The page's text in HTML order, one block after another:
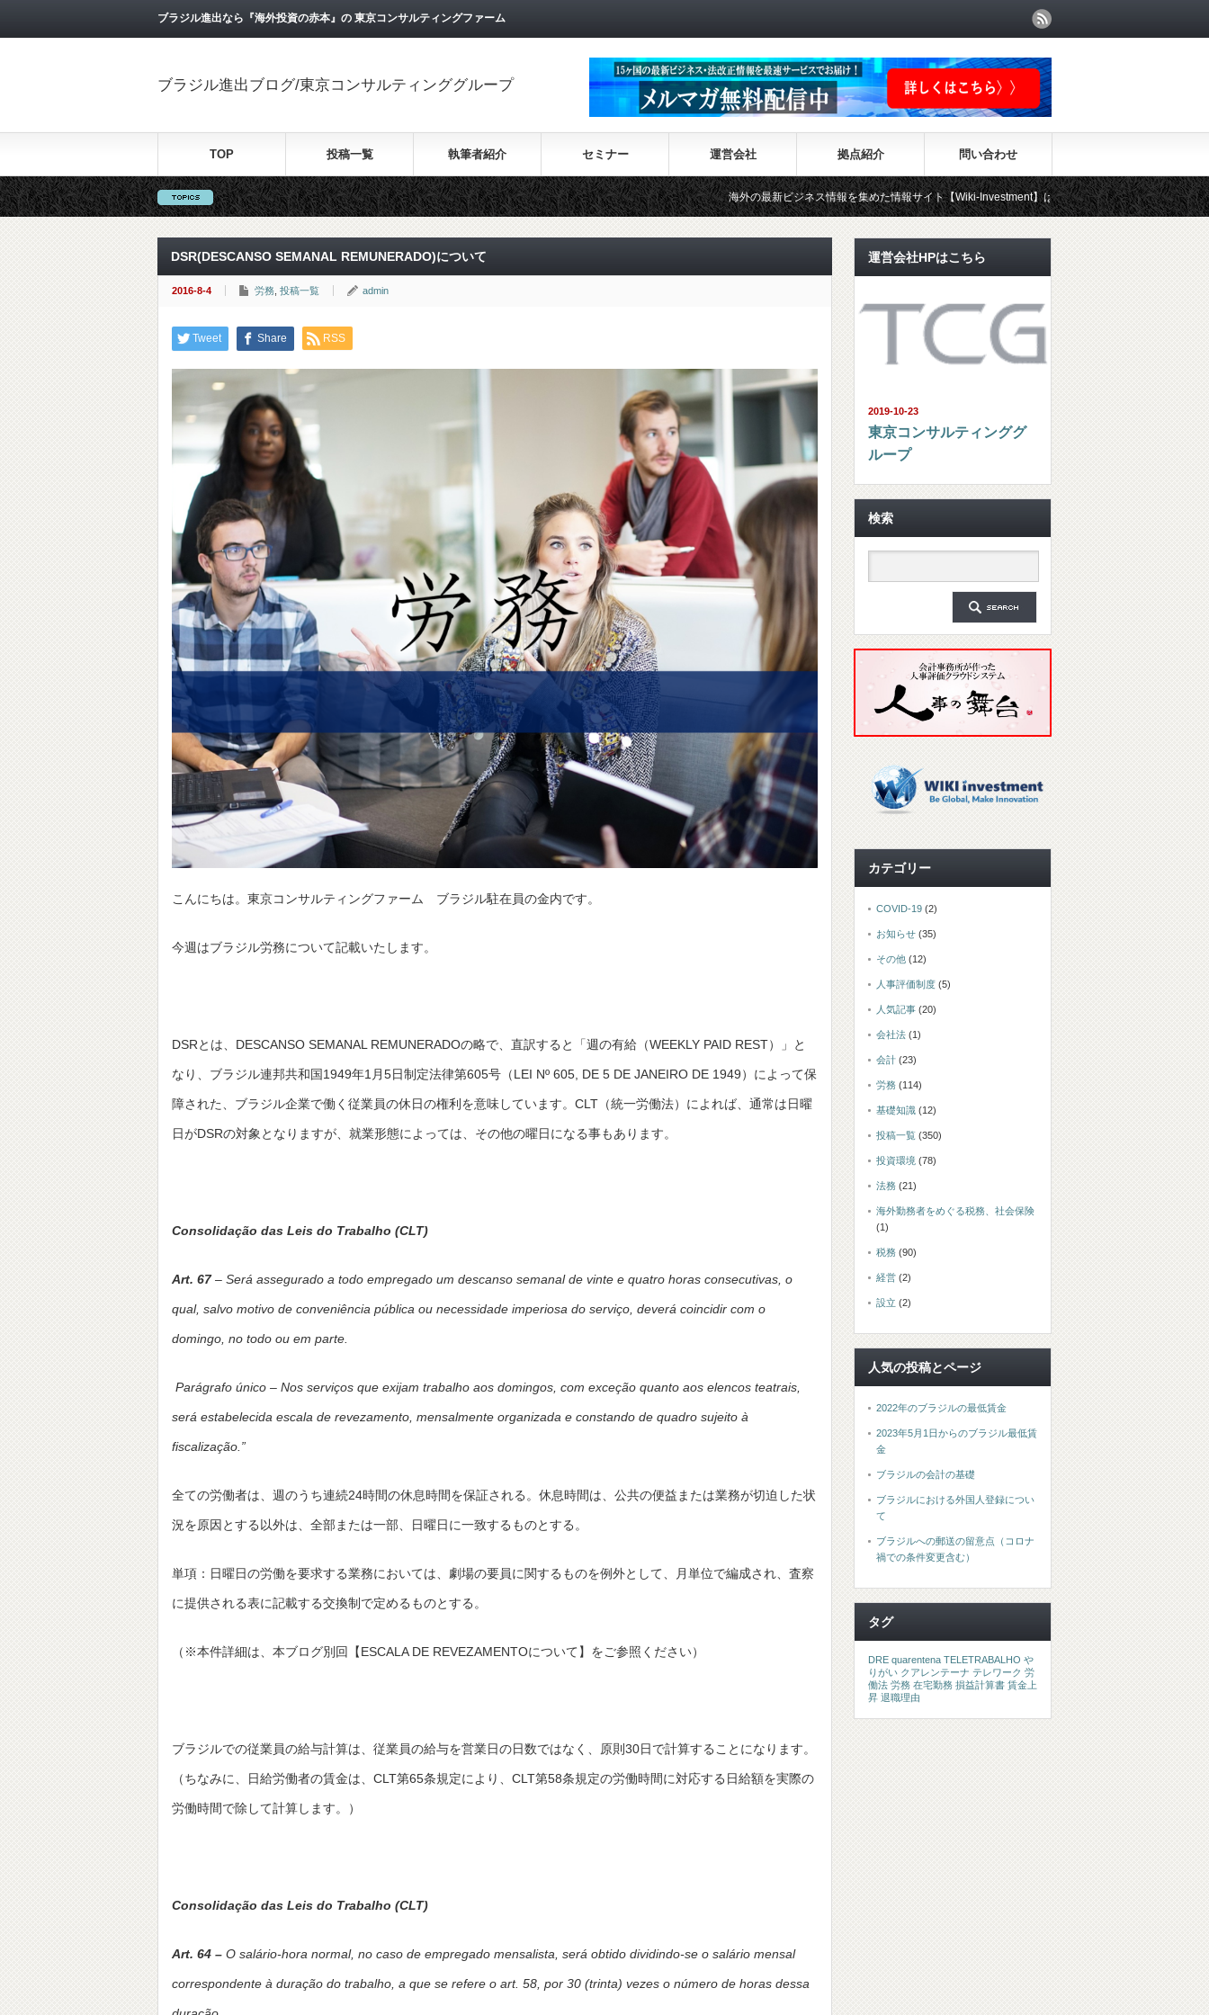
ブラジル進出なら『海外投資の赤本』の 東京コンサルティングファーム
ブラジル進出ブログ/東京コンサルティンググループ
TOP 投稿一覧 執筆者紹介 セミナー 運営会社 拠点紹介 問い合わせ
海外の最新ビジネス情報を集めた情報サイト【Wiki-Investment】はこちらから！！
DSR(DESCANSO SEMANAL REMUNERADO)について
2016-8-4 労務 投稿一覧 admin
Tweet Share RSS
こんにちは。東京コンサルティングファーム ブラジル駐在員の金内です。
今週はブラジル労務について記載いたします。
DSRとは、DESCANSO SEMANAL REMUNERADOの略で、直訳すると「週の有給（WEEKLY PAID REST）」と
なり、ブラジル連邦共和国1949年1月5日制定法律第605号（LEI Nº 605, DE 5 DE JANEIRO DE 1949）によって保
障された、ブラジル企業で働く従業員の休日の権利を意味しています。CLT（統一労働法）によれば、通常は日曜
日がDSRの対象となりますが、就業形態によっては、その他の曜日になる事もあります。
Consolidação das Leis do Trabalho (CLT)
Art. 67– Será assegurado a todo empregado um descanso semanal de vinte e quatro horas consecutivas, o
qual, salvo motivo de conveniência pública ou necessidade imperiosa do serviço, deverá coincidir com o
domingo, no todo ou em parte.
Parágrafo único – Nos serviços que exijam trabalho aos domingos, com exceção quanto aos elencos teatrais,
será estabelecida escala de revezamento, mensalmente organizada e constando de quadro sujeito à
fiscalização.”
全ての労働者は、週のうち連続24時間の休息時間を保証される。休息時間は、公共の便益または業務が切迫した状
況を原因とする以外は、全部または一部、日曜日に一致するものとする。
単項：日曜日の労働を要求する業務においては、劇場の要員に関するものを例外として、月単位で編成され、査察
に提供される表に記載する交換制で定めるものとする。
（※本件詳細は、本ブログ別回【ESCALA DE REVEZAMENTOについて】をご参照ください）
ブラジルでの従業員の給与計算は、従業員の給与を営業日の日数ではなく、原則30日で計算することになります。
（ちなみに、日給労働者の賃金は、CLT第65条規定により、CLT第58条規定の労働時間に対応する日給額を実際の
労働時間で除して計算します。）
Consolidação das Leis do Trabalho (CLT)
Art. 64 – O salário-hora normal, no caso de empregado mensalista, será obtido dividindo-se o salário mensal
correspondente à duração do trabalho, a que se refere o art. 58, por 30 (trinta) vezes o número de horas dessa
運営会社HPはこちら
2019-10-23
東京コンサルティンググ
ループ
検索
カテゴリー
COVID-19 (2)
お知らせ (35)
その他 (12)
人事評価制度 (5)
人気記事 (20)
会社法 (1)
会計 (23)
労務 (114)
基礎知識 (12)
投稿一覧 (350)
投資環境 (78)
法務 (21)
海外勤務者をめぐる税務、社会保険
(1)
税務 (90)
経営 (2)
設立 (2)
人気の投稿とページ
2022年のブラジルの最低賃金
2023年5月1日からのブラジル最低賃
金
ブラジルの会計の基礎
ブラジルにおける外国人登録につい
て
ブラジルへの郵送の留意点（コロナ
禍での条件変更含む）
タグ
DRE quarentena TELETRABALHO や
りがい クアレンテーナ テレワーク 労
働法 労務 在宅勤務 損益計算書 賃金上
昇 退職理由